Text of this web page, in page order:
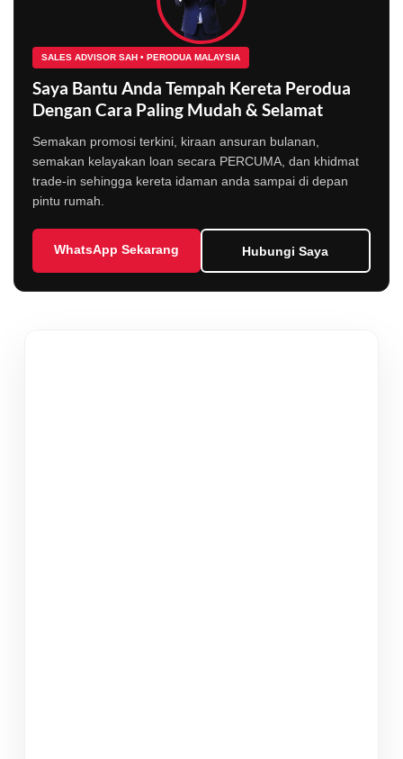
SALES ADVISOR SAH • PERODUA MALAYSIA
Saya Bantu Anda Tempah Kereta Perodua
Dengan Cara Paling Mudah & Selamat
Semakan promosi terkini, kiraan ansuran bulanan,
semakan kelayakan loan secara PERCUMA, dan khidmat
trade-in sehingga kereta idaman anda sampai di depan
pintu rumah.
WhatsApp Sekarang Hubungi Saya